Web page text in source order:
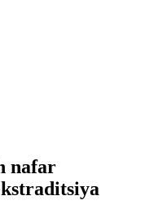
nafar